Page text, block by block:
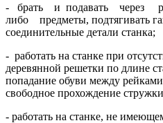
- брать и подавать через
либо предметы, подтягивать
соединительные детали станка;
- работать на станке при
деревянной ре­шетки по длине
попадание обуви между
свободное прохождение
- работать на станке, не